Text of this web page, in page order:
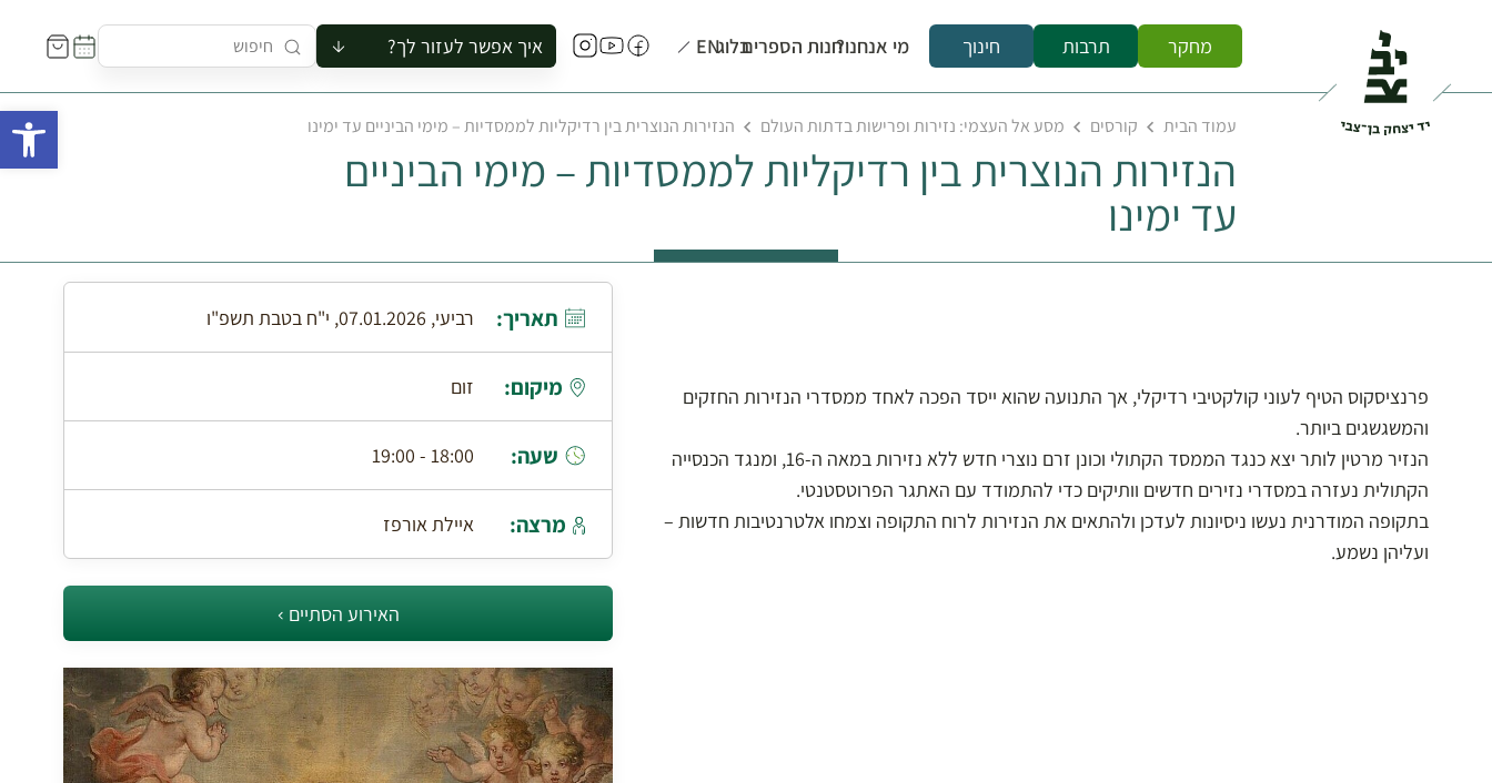
מחקר תרבות חינוך מי אנחנו?חנות הספריםבלוגEN איך אפשר לעזור לך?
להזמין סיור לקבוצה
להירשם לסיור
להירשם לקורס
לקנות ספר
לתאם ביקור בצריף
עמוד הבית קורסים מסע אל העצמי: נזירות ופרישות בדתות העולם הנזירות הנוצרית בין רדיקליות לממסדיות – מימי הביניים עד ימינו
הנזירות הנוצרית בין רדיקליות לממסדיות – מימי הביניים
עד ימינו
פרנציסקוס הטיף לעוני קולקטיבי רדיקלי, אך התנועה שהוא ייסד הפכה לאחד ממסדרי הנזירות החזקים
והמשגשגים ביותר.
הנזיר מרטין לותר יצא כנגד הממסד הקתולי וכונן זרם נוצרי חדש ללא נזירות במאה ה-16, ומנגד הכנסייה
הקתולית נעזרה במסדרי נזירים חדשים וותיקים כדי להתמודד עם האתגר הפרוטסטנטי.
בתקופה המודרנית נעשו ניסיונות לעדכן ולהתאים את הנזירות לרוח התקופה וצמחו אלטרנטיבות חדשות –
ועליהן נשמע.
תאריך: רביעי, 07.01.2026, י"ח בטבת תשפ"ו
מיקום: זום
שעה: 18:00 - 19:00
מרצה: איילת אורפז
האירוע הסתיים